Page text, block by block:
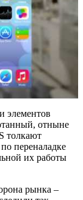
элементов
отныне
толкают
переналадке
их работы
рынка –